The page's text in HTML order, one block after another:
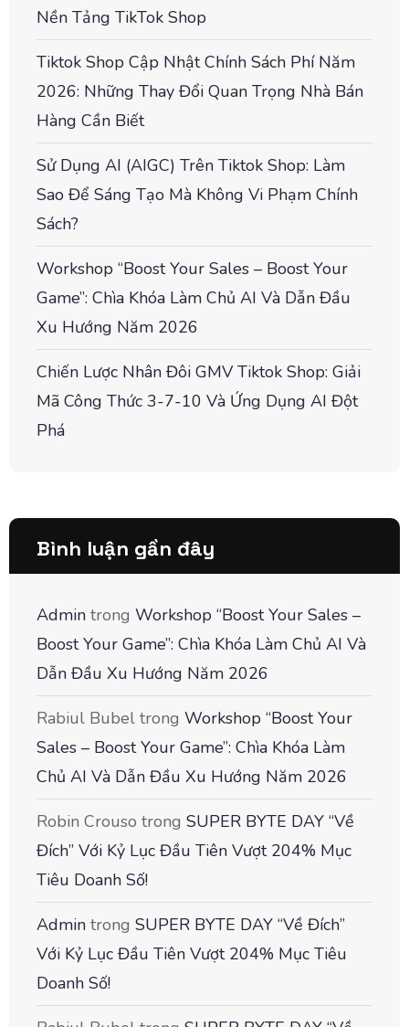
Nền Tảng TikTok Shop
Tiktok Shop Cập Nhật Chính Sách Phí Năm
2026: Những Thay Đổi Quan Trọng Nhà Bán
Hàng Cần Biết
Sử Dụng AI (AIGC) Trên Tiktok Shop: Làm
Sao Để Sáng Tạo Mà Không Vi Phạm Chính
Sách?
Workshop “Boost Your Sales – Boost Your
Game”: Chìa Khóa Làm Chủ AI Và Dẫn Đầu
Xu Hướng Năm 2026
Chiến Lược Nhân Đôi GMV Tiktok Shop: Giải
Mã Công Thức 3-7-10 Và Ứng Dụng AI Đột
Phá
Bình luận gần đây
Admin trong Workshop “Boost Your Sales –
Boost Your Game”: Chìa Khóa Làm Chủ AI Và
Dẫn Đầu Xu Hướng Năm 2026
Rabiul Bubel trong Workshop “Boost Your
Sales – Boost Your Game”: Chìa Khóa Làm
Chủ AI Và Dẫn Đầu Xu Hướng Năm 2026
Robin Crouso trong SUPER BYTE DAY “Về
Đích” Với Kỷ Lục Đầu Tiên Vượt 204% Mục
Tiêu Doanh Số!
Admin trong SUPER BYTE DAY “Về Đích”
Với Kỷ Lục Đầu Tiên Vượt 204% Mục Tiêu
Doanh Số!